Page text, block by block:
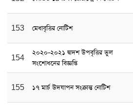
153 মেধাবৃত্তির নোটিশ
154
২০২০-২০২১ দ্বাদশ উপবৃত্তির ভুল
সংশোধনের বিজ্ঞপ্তি
155 ১৭ মার্চ উদযাপন সংক্রান্ত নোটিশ